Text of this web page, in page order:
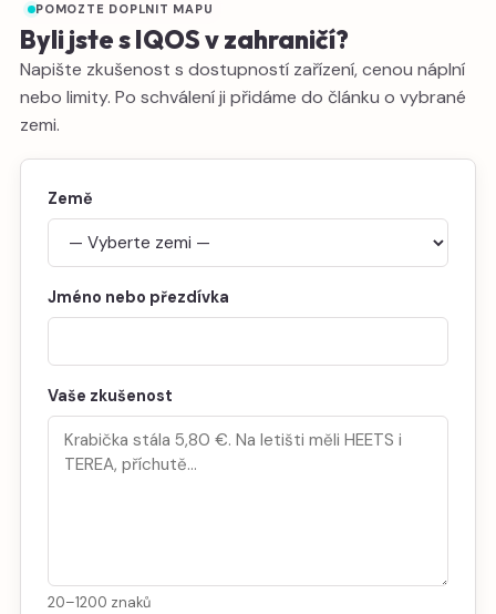
POMOZTE DOPLNIT MAPU
Byli jste s IQOS v zahraničí?
Napište zkušenost s dostupností zařízení, cenou náplní
nebo limity. Po schválení ji přidáme do článku o vybrané
zemi.
Země
Jméno nebo přezdívka
Vaše zkušenost
20–1200 znaků